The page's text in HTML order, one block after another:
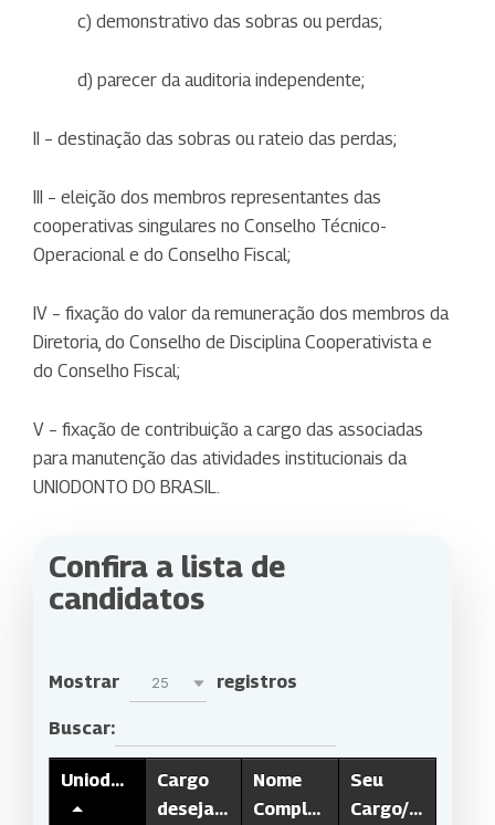
A ausência desses documentos pode gerar
que, posteriormente, será necessário o envio dos
c) demonstrativo das sobras ou perdas;
d) parecer da auditoria independente;
II – destinação das sobras ou rateio das perdas;
III – eleição dos membros representantes das
cooperativas singulares no Conselho Técnico-
Operacional e do Conselho Fiscal;
IV – fixação do valor da remuneração dos membros da
Diretoria, do Conselho de Disciplina Cooperativista e
do Conselho Fiscal;
V – fixação de contribuição a cargo das associadas
para manutenção das atividades institucionais da
UNIODONTO DO BRASIL.
Confira a lista de
candidatos
Mostrar 25 registros
Buscar:
Uniodonto
Cargo
desejado
Nome
Completo
Seu
Cargo/Função